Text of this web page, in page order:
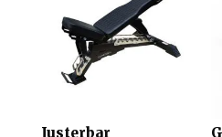
Justerbar